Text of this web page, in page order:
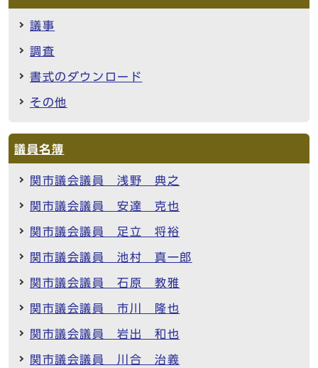
議事
調査
書式のダウンロード
その他
議員名簿
関市議会議員 浅野 典之
関市議会議員 安達 克也
関市議会議員 足立 将裕
関市議会議員 池村 真一郎
関市議会議員 石原 教雅
関市議会議員 市川 隆也
関市議会議員 岩出 和也
関市議会議員 川合 治義